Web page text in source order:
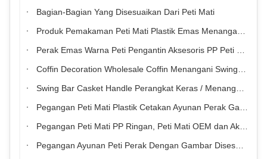
Bagian-Bagian Yang Disesuaikan Dari Peti Mati
Produk Pemakaman Peti Mati Plastik Emas Menangani Ayunan Gaya Eropa
Perak Emas Warna Peti Pengantin Aksesoris PP Peti Pengantin Swing Bar
Coffin Decoration Wholesale Coffin Menangani Swing Bar, Coffin Handles Suppliers
Swing Bar Casket Handle Perangkat Keras / Menangani Dekorasi Peti Mati
Pegangan Peti Mati Plastik Cetakan Ayunan Perak Gaya Eropa TX-G
Pegangan Peti Mati PP Ringan, Peti Mati OEM dan Aksesori Peti Mati
Pegangan Ayunan Peti Perak Dengan Gambar Disesuaikan Gaya Eropa